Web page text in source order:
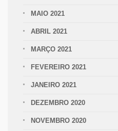
MAIO 2021
ABRIL 2021
MARÇO 2021
FEVEREIRO 2021
JANEIRO 2021
DEZEMBRO 2020
NOVEMBRO 2020